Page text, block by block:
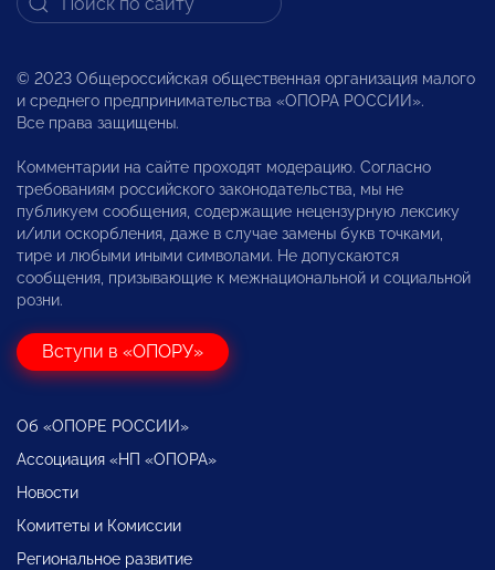
© 2023 Общероссийская общественная организация малого
и среднего предпринимательства «ОПОРА РОССИИ».
Все права защищены.
Комментарии на сайте проходят модерацию. Согласно
требованиям российского законодательства, мы не
публикуем сообщения, содержащие нецензурную лексику
и/или оскорбления, даже в случае замены букв точками,
тире и любыми иными символами. Не допускаются
сообщения, призывающие к межнациональной и социальной
розни.
Вступи в «ОПОРУ»
Об «ОПОРЕ РОССИИ»
Ассоциация «НП «ОПОРА»
Новости
Комитеты и Комиссии
Региональное развитие